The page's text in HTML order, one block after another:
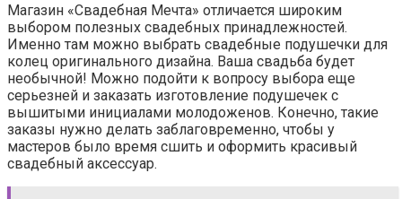
Магазин «Свадебная Мечта» отличается широким
выбором полезных свадебных принадлежностей.
Именно там можно выбрать свадебные подушечки для
колец оригинального дизайна. Ваша свадьба будет
необычной! Можно подойти к вопросу выбора еще
серьезней и заказать изготовление подушечек с
вышитыми инициалами молодоженов. Конечно, такие
заказы нужно делать заблаговременно, чтобы у
мастеров было время сшить и оформить красивый
свадебный аксессуар.